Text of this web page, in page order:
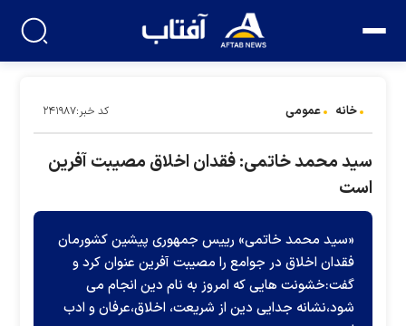
خانه عمومی کد خبر:۲۴۱۹۸۷
سید محمد خاتمی: فقدان اخلاق مصیبت آفرین
است
«سید محمد خاتمی» رییس جمهوری پیشین کشورمان
فقدان اخلاق در جوامع را مصیبت آفرین عنوان کرد و
گفت:خشونت هایی که امروز به نام دین انجام می
شود،نشانه جدایی دین از شریعت، اخلاق،عرفان و ادب